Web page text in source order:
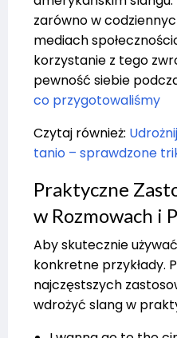
zarówno w
mediach
korzystanie z tego
pewność siebie
co przygotowaliśmy
Czytaj również:
tanio – sprawdzone
Praktyczne
w Rozmowach i
Aby skutecznie
konkretne przykłady.
najczęstszych
wdrożyć slang w